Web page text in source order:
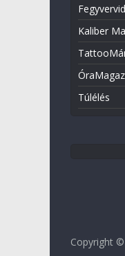
Kaliber
Túlélés
Copyright